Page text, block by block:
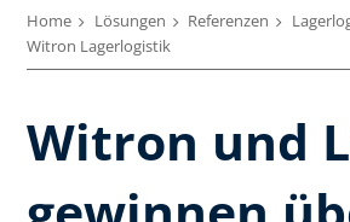
Home Lösungen Referenzen
Witron Lagerlogistik
Witron und